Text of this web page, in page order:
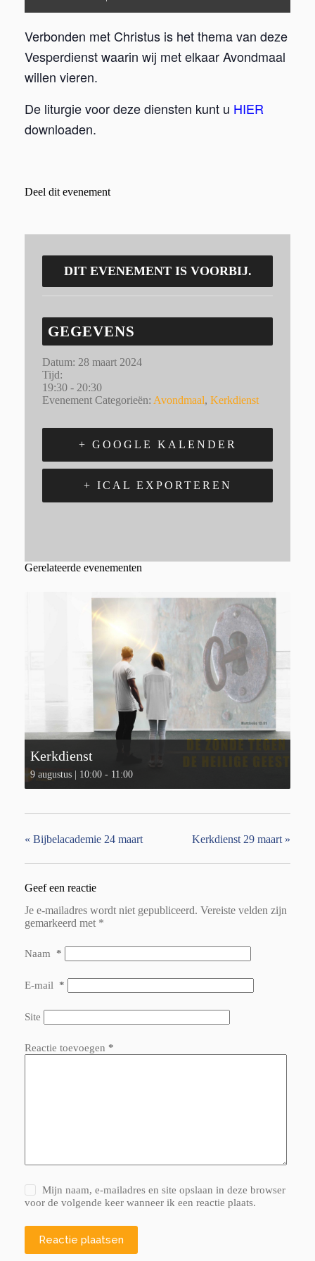
Verbonden met Christus is het thema van deze
Vesperdienst waarin wij met elkaar Avondmaal
willen vieren.
De liturgie voor deze diensten kunt u HIER
downloaden.
Deel dit evenement
DIT EVENEMENT IS VOORBIJ.
GEGEVENS
Datum: 28 maart 2024
Tijd:
19:30 - 20:30
Evenement Categorieën: Avondmaal, Kerkdienst
+ GOOGLE KALENDER
+ ICAL EXPORTEREN
Gerelateerde evenementen
Kerkdienst
9 augustus | 10:00 - 11:00
« Bijbelacademie 24 maart Kerkdienst 29 maart »
Geef een reactie
Je e-mailadres wordt niet gepubliceerd. Vereiste velden zijn
gemarkeerd met *
Naam *
E-mail *
Site
Reactie toevoegen *
Mijn naam, e-mailadres en site opslaan in deze browser
voor de volgende keer wanneer ik een reactie plaats.
Reactie plaatsen